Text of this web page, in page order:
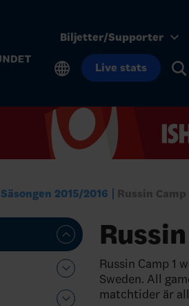
Biljetter/Supporter
Live stats
Säsongen 2015/2016 Russin Camp
Russin Camp 1
Sweden. All
matchtider är